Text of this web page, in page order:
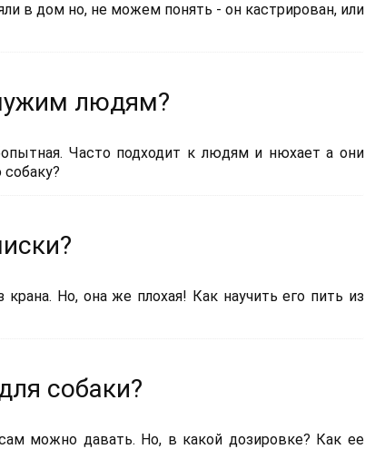
в дом но, не можем понять - он кастрирован, или
людям?
Часто подходит к людям и нюхает а они
Но, она же плохая! Как научить его пить из
собаки?
можно давать. Но, в какой дозировке? Как ее